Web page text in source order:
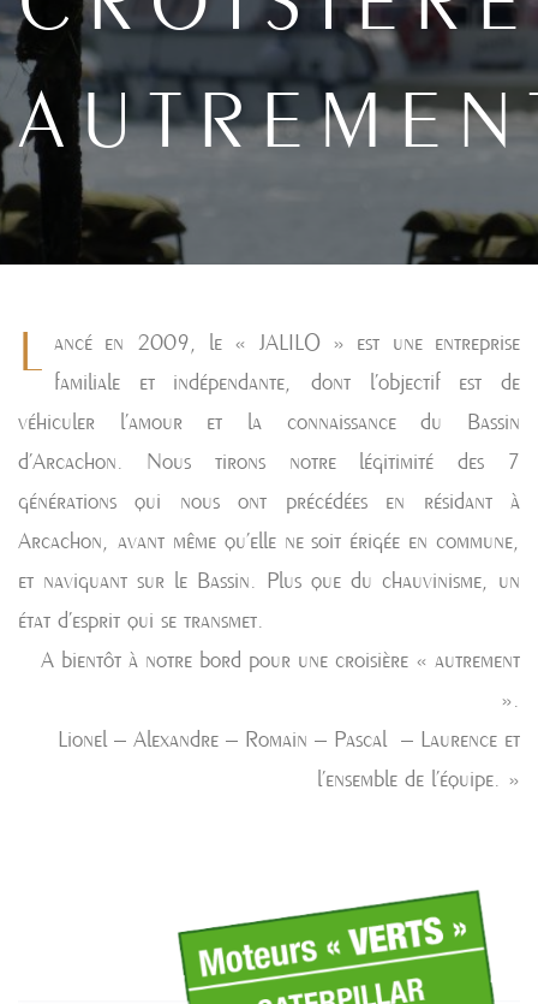
L ancé en 2009, le « JALILO » est une entreprise
familiale et indépendante, dont l’objectif est de
véhiculer l’amour et la connaissance du Bassin
d’Arcachon. Nous tirons notre légitimité des 7
générations qui nous ont précédées en résidant à
Arcachon, avant même qu’elle ne soit érigée en commune,
et naviguant sur le Bassin. Plus que du chauvinisme, un
état d’esprit qui se transmet.
A bientôt à notre bord pour une croisière « autrement
».
Lionel – Alexandre – Romain – Pascal – Laurence et
l’ensemble de l’équipe. »